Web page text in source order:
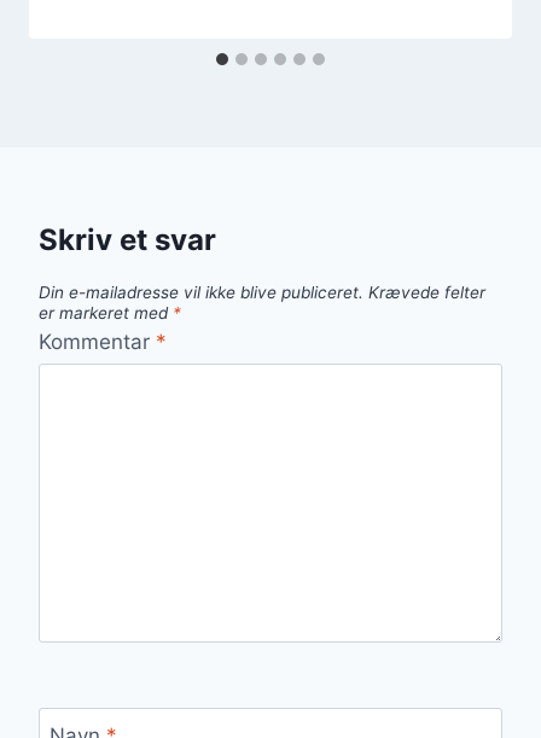
Skriv et svar
Din e-mailadresse vil ikke blive publiceret. Krævede felter
er markeret med *
Kommentar *